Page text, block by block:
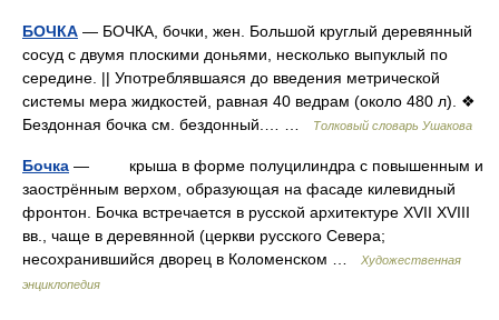
БОЧКА — БОЧКА, бочки, жен. Большой круглый деревянный
сосуд с двумя плоскими доньями, несколько выпуклый по
середине. || Употреблявшаяся до введения метрической
системы мера жидкостей, равная 40 ведрам (около 480 л). ❖
Бездонная бочка см. бездонный.… …
Толковый словарь Ушакова
Бочка — крыша в форме полуцилиндра с повышенным и
заострённым верхом, образующая на фасаде килевидный
фронтон. Бочка встречается в русской архитектуре XVII XVIII
вв., чаще в деревянной (церкви русского Севера;
несохранившийся дворец в Коломенском …
Художественная
энциклопедия